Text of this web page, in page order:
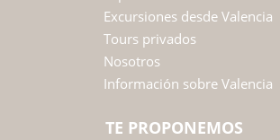
Excursiones desde Valencia
Tours privados
Nosotros
Información sobre Valencia
TE PROPONEMOS